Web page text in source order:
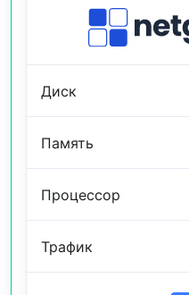
Диск
Память
Процессор
Трафик